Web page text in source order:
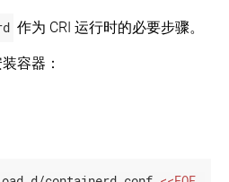
作为 CRI 运行时的必要步骤。
容器：